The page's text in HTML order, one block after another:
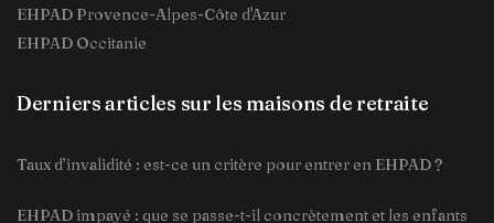
EHPAD Provence-Alpes-Côte d'Azur
EHPAD Occitanie
Derniers articles sur les maisons de retraite
Taux d’invalidité : est-ce un critère pour entrer en EHPAD ?
EHPAD impayé : que se passe-t-il concrètement et les enfants